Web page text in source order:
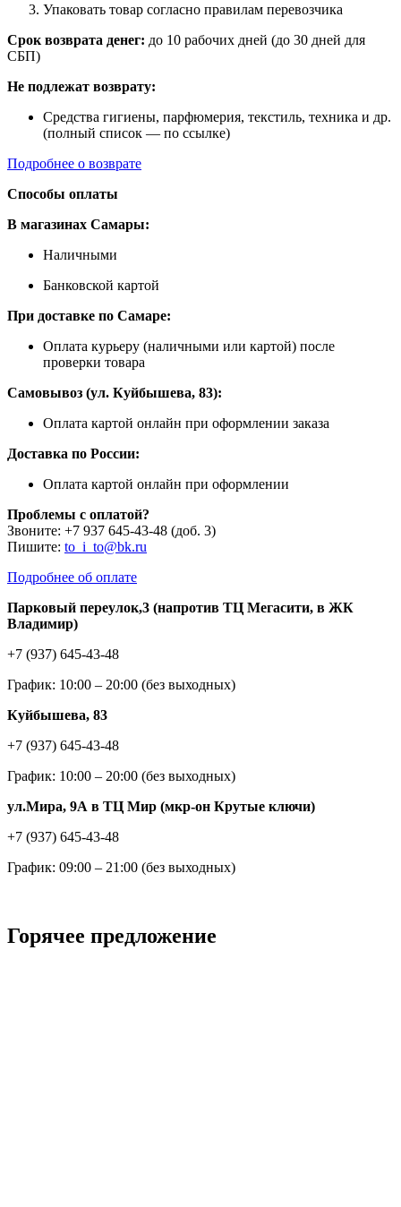
Упаковать товар согласно правилам перевозчика
Срок возврата денег: до 10 рабочих дней (до 30 дней для
СБП)
Не подлежат возврату:
Средства гигиены, парфюмерия, текстиль, техника и др.
(полный список — по ссылке)
Подробнее о возврате
Способы оплаты
В магазинах Самары:
Наличными
Банковской картой
При доставке по Самаре:
Оплата курьеру (наличными или картой) после
проверки товара
Самовывоз (ул. Куйбышева, 83):
Оплата картой онлайн при оформлении заказа
Доставка по России:
Оплата картой онлайн при оформлении
Проблемы с оплатой?
Звоните: +7 937 645-43-48 (доб. 3)
Пишите: to_i_to@bk.ru
Подробнее об оплате
Парковый переулок,3 (напротив ТЦ Мегасити, в ЖК
Владимир)
+7 (937) 645-43-48
График: 10:00 – 20:00 (без выходных)
Куйбышева, 83
+7 (937) 645-43-48
График: 10:00 – 20:00 (без выходных)
ул.Мира, 9А в ТЦ Мир (мкр-он Крутые ключи)
+7 (937) 645-43-48
График: 09:00 – 21:00 (без выходных)
Горячее предложение